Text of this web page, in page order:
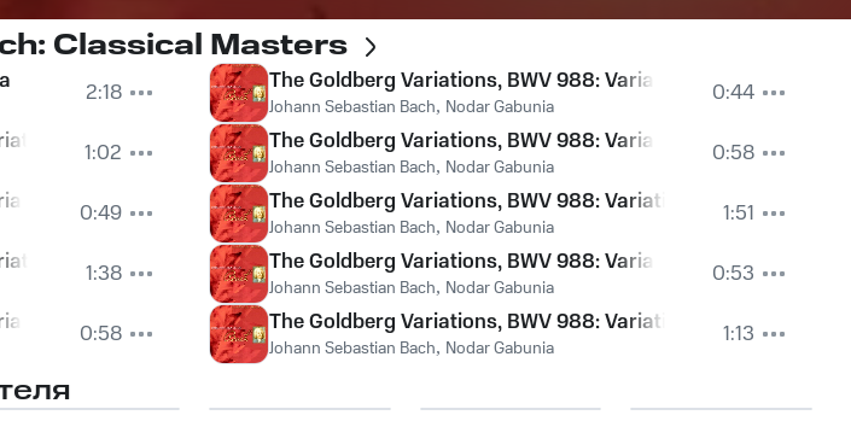
Classical Masters
2:18
1 a 1 Clav.
1:02
2 a 1 Clav.
0:49
3 - Canone all’Unisono. a 1 Clav.
1:38
4 a 1 Clav.
0:58
The Goldberg Variations, BWV 988: Variation 5 a 1 ovvero 2
Johann Sebastian Bach, Nodar Gabunia
0:44
The Goldberg Variations, BWV 988: Variation 6 - Canone alla
Johann Sebastian Bach, Nodar Gabunia
0:58
The Goldberg Variations, BWV 988: Variation 7 a 1 ovvero 2
Johann Sebastian Bach, Nodar Gabunia
1:51
The Goldberg Variations, BWV 988: Variation 8 a 2 Clav.
Johann Sebastian Bach, Nodar Gabunia
0:53
The Goldberg Variations, BWV 988: Variation 9 - Canone alla
Johann Sebastian Bach, Nodar Gabunia 1:13